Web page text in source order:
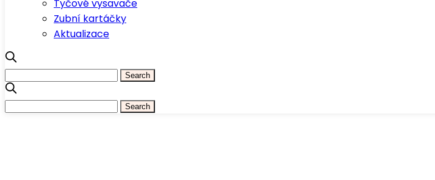
Tyčové vysavače
Zubní kartáčky
Aktualizace